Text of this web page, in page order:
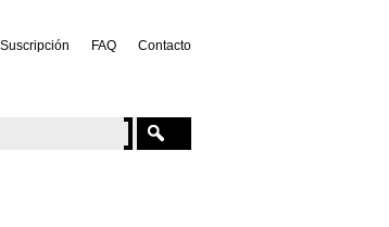
Suscripción FAQ Contacto